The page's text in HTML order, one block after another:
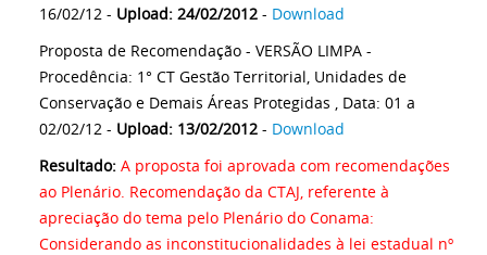
16/02/12 - Upload: 24/02/2012 - Download
Proposta de Recomendação - VERSÃO LIMPA -
Procedência: 1° CT Gestão Territorial, Unidades de
Conservação e Demais Áreas Protegidas , Data: 01 a
02/02/12 - Upload: 13/02/2012 - Download
Resultado: A proposta foi aprovada com recomendações
ao Plenário. Recomendação da CTAJ, referente à
apreciação do tema pelo Plenário do Conama:
Considerando as inconstitucionalidades à lei estadual nº